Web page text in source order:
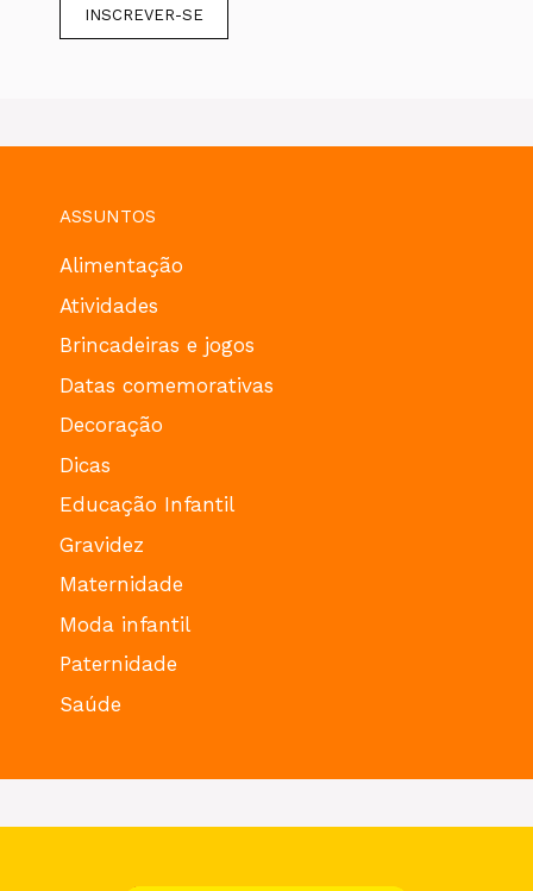
ASSUNTOS
Alimentação
Atividades
Brincadeiras e jogos
Datas comemorativas
Decoração
Dicas
Educação Infantil
Gravidez
Maternidade
Moda infantil
Paternidade
Saúde